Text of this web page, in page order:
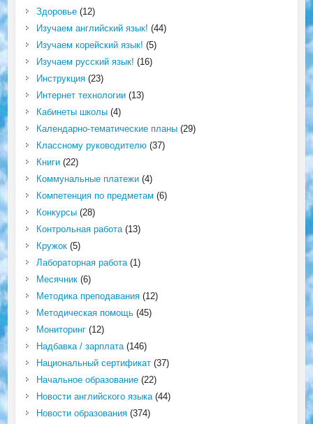
Здоровье(12)
Изучаем английский язык! (44)
Изучаем корейский язык! (5)
Изучаем русский язык! (16)
Инструкция(23)
Интернет технологии(13)
Кабинеты школы(4)
Календарно-тематические планы(29)
Классному руководителю(37)
Книги(22)
Коммунальные платежи(4)
Компетенция по предметам (6)
Конкурсы(28)
Контрольная работа(13)
Кружок(5)
Лабораторная работа(1)
Месячник(6)
Методика преподавания(12)
Методическая помощь(45)
Мониторинг(12)
Надбавка / зарплата(146)
Национальный сертификат(37)
Начальное образование(22)
Новости английского языка(44)
Новости образования(374)